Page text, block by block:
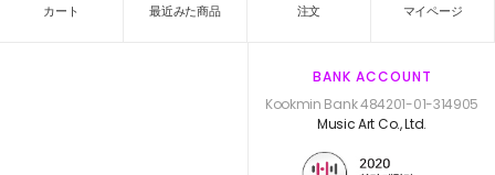
カート 最近みた商品 注文 マイページ
BANK ACCOUNT
Kookmin Bank 484201-01-314905
Music Art Co., Ltd.